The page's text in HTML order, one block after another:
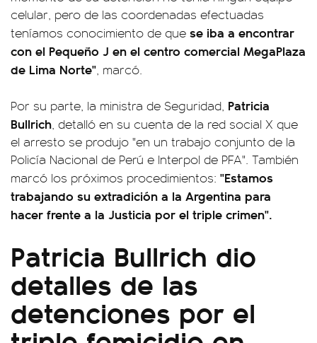
celular, pero de las coordenadas efectuadas
teníamos conocimiento de que se iba a encontrar
con el Pequeño J en el centro comercial MegaPlaza
de Lima Norte", marcó.
Por su parte, la ministra de Seguridad, Patricia
Bullrich, detalló en su cuenta de la red social X que
el arresto se produjo "en un trabajo conjunto de la
Policía Nacional de Perú e Interpol de PFA". También
marcó los próximos procedimientos: "Estamos
trabajando su extradición a la Argentina para
hacer frente a la Justicia por el triple crimen".
Patricia Bullrich dio
detalles de las
detenciones por el